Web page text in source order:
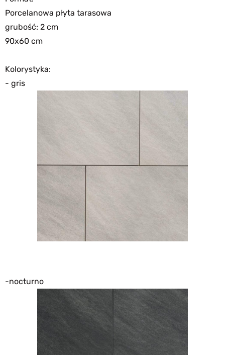
Porcelanowa płyta tarasowa
grubość: 2 cm
90x60 cm
Kolorystyka:
- gris
-nocturno